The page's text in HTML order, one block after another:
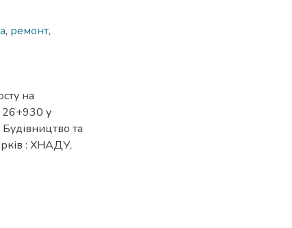
, ремонт,
на
26+930 у
Будівництво та
: ХНАДУ,